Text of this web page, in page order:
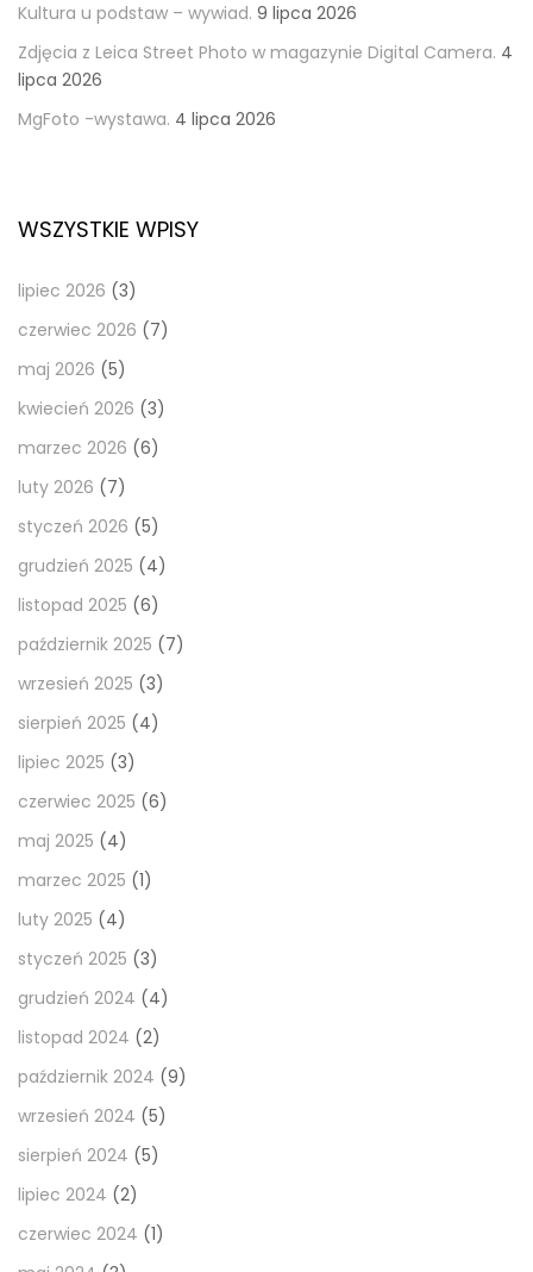
Kultura u podstaw – wywiad. 9 lipca 2026
Zdjęcia z Leica Street Photo w magazynie Digital Camera. 4
lipca 2026
MgFoto -wystawa. 4 lipca 2026
WSZYSTKIE WPISY
lipiec 2026 (3)
czerwiec 2026 (7)
maj 2026 (5)
kwiecień 2026 (3)
marzec 2026 (6)
luty 2026 (7)
styczeń 2026 (5)
grudzień 2025 (4)
listopad 2025 (6)
październik 2025 (7)
wrzesień 2025 (3)
sierpień 2025 (4)
lipiec 2025 (3)
czerwiec 2025 (6)
maj 2025 (4)
marzec 2025 (1)
luty 2025 (4)
styczeń 2025 (3)
grudzień 2024 (4)
listopad 2024 (2)
październik 2024 (9)
wrzesień 2024 (5)
sierpień 2024 (5)
lipiec 2024 (2)
czerwiec 2024 (1)